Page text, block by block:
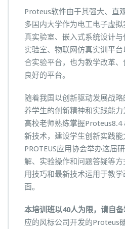
Proteus软件由于其强大、直
多国内大学作为电工电子虚
真实验室、嵌入式系统设计
实验室、物联网仿真实训平
合实验平台，也为教学改革
良好的平台。
随着我国以创新驱动发展战
养学生的创新精神和实践能
高校老师熟练掌握
新技术，建设学生创新实践
PROTEUS应用协会举办这届
解、实验操作和问题答疑等
用技巧和最新技术运用于教
面。
本培训班以40人为限，请自备
应的风标公司开发的Proteus